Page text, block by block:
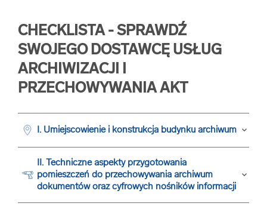
CHECKLISTA - SPRAWDŹ
SWOJEGO DOSTAWCĘ USŁUG
ARCHIWIZACJI I
PRZECHOWYWANIA AKT
I. Umiejscowienie i konstrukcja budynku archiwum keyboard_arrow_down
II. Techniczne aspekty przygotowania
pomieszczeń do przechowywania archiwum
dokumentów oraz cyfrowych nośników informacji
keyboard_arrow_down